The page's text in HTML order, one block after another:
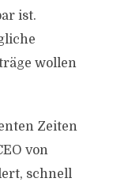
ist.
wollen
Zeiten
von
schnell